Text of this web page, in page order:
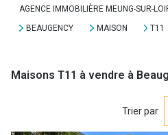
AGENCE IMMOBILIÈRE MEUNG-SUR-
BEAUGENCY
MAISON T11
Maisons T11 à vendre à
Trier par